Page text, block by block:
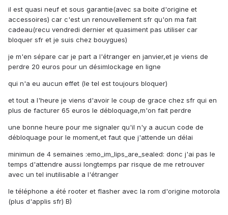
il est quasi neuf et sous garantie(avec sa boite d'origine et
accessoires) car c'est un renouvellement sfr qu'on ma fait
cadeau(recu vendredi dernier et quasiment pas utiliser car
bloquer sfr et je suis chez bouygues)
je m'en sépare car je part a l'étranger en janvier,et je viens de
perdre 20 euros pour un désimlockage en ligne
qui n'a eu aucun effet (le tel est toujours bloquer)
et tout a l'heure je viens d'avoir le coup de grace chez sfr qui en
plus de facturer 65 euros le débloquage,m'on fait perdre
une bonne heure pour me signaler qu'il n'y a aucun code de
débloquage pour le moment,et faut que j'attende un délai
minimun de 4 semaines :emo_im_lips_are_sealed: donc j'ai pas le
temps d'attendre aussi longtemps par risque de me retrouver
avec un tel inutilisable a l'étranger
le téléphone a été rooter et flasher avec la rom d'origine motorola
(plus d'applis sfr) B)